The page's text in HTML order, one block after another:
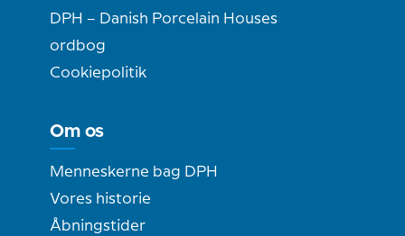
DPH – Danish Porcelain Houses
ordbog
Cookiepolitik
Om os
Menneskerne bag DPH
Vores historie
Åbningstider